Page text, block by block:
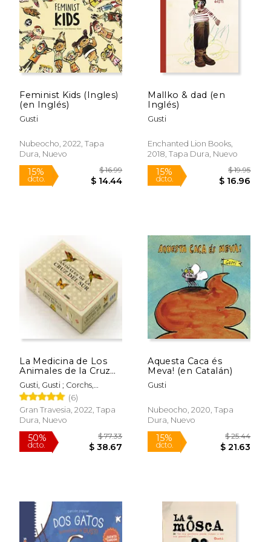
15% $ 17.95 15%
Feminist Kids (Ingles)
(en Inglés)
Gusti
Nubeocho, 2022, Tapa
Dura, Nuevo
15%
Mallko & dad (en
Inglés)
Gusti
Enchanted Lion Books,
2018, Tapa Dura, Nuevo
15%
La Medicina de Los
Animales de la Cruz
del Sur
Gusti, Gusti ; Corchs,
Alejandro
(6)
Gran Travesia, 2022, Tapa
Dura, Nuevo
Aquesta Caca és
Meva! (en Catalán)
Gusti
Nubeocho, 2020, Tapa
Dura, Nuevo